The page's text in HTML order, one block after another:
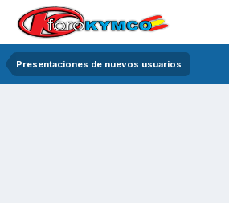
Presentaciones de nuevos usuarios